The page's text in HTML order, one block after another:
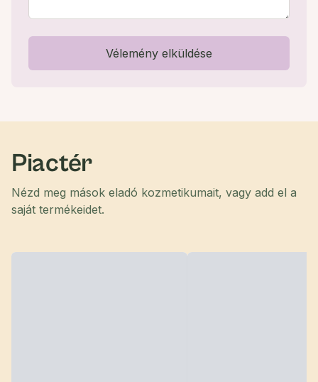
Vélemény elküldése
Piactér
Nézd meg mások eladó kozmetikumait, vagy add el a
saját termékeidet.